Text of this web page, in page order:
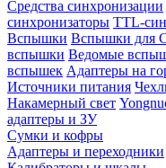
Средства синхронизации
синхронизаторы TTL-
Вспышки Вспышки для
вспышки Ведомые
вспышек Адаптеры на
Источники питания
Накамерный свет
адаптеры и ЗУ
Сумки и кофры
Адаптеры и переходники